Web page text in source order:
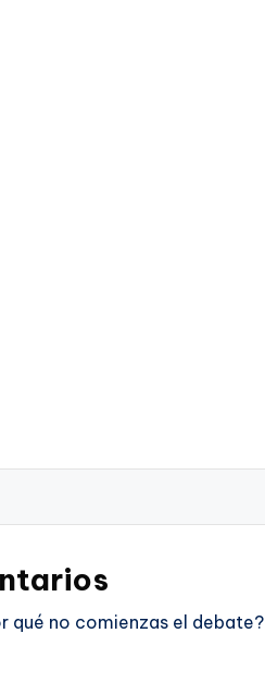
qué no comienzas el debate?